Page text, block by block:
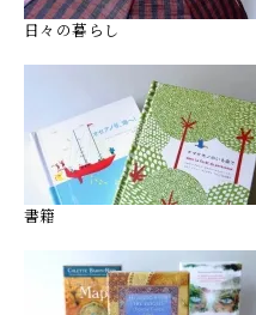
日々の暮らし
書籍